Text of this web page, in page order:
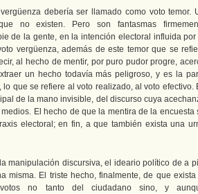
debería ser llamado como voto temor.
no existen. Pero son fantasmas
de la gente, en la intención electoral influida por
vergüenza, además de este temor que se
al hecho de mentir, por puro pudor progre,
un hecho todavía más peligroso, y es la
que se refiere al voto realizado, al voto efectivo.
de la mano invisible, del discurso cuya
El hecho de que la mentira de la encuesta
electoral; en fin, a que también exista una
manipulación discursiva, el ideario político de a
misma. El triste hecho, finalmente, de que exista
no tanto del ciudadano sino, y